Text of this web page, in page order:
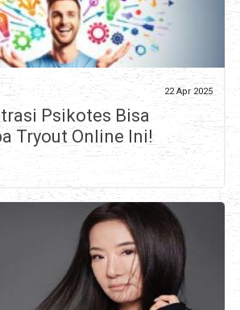
22 Apr 2025
Psikotes Bisa
Tryout Online Ini!